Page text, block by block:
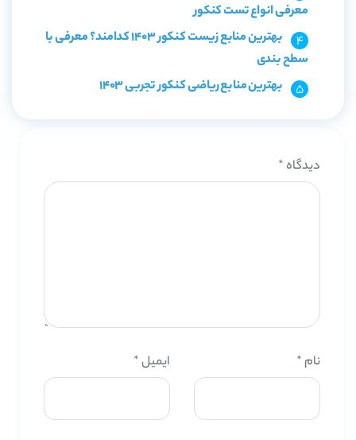
معرفی انواع تست کنکور
بهترین منابع زیست کنکور 1403 کدامند؟ معرفی با
سطح بندی
بهترین منابع ریاضی کنکور تجربی 1403
دیدگاه *
نام * ایمیل*